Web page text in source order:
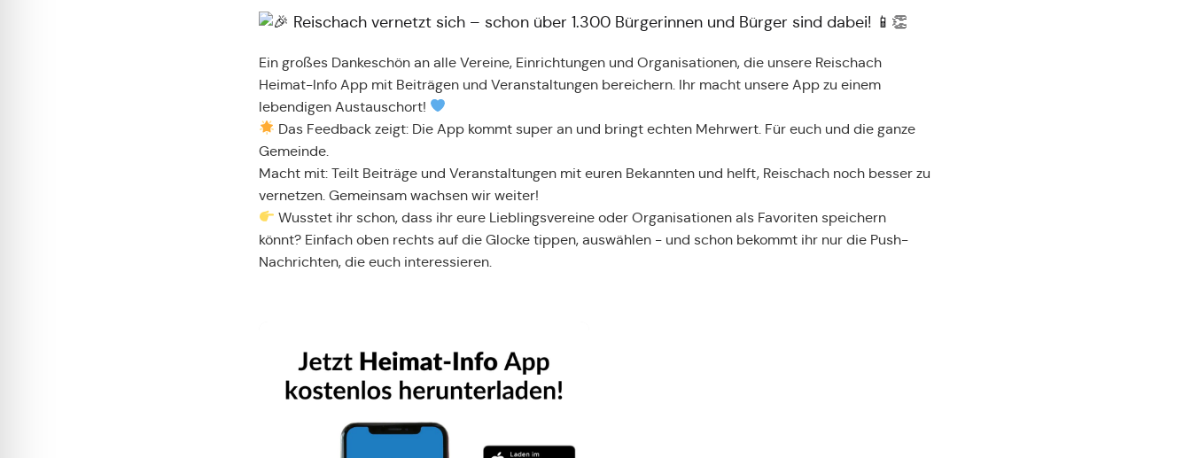
Ein großes Dankeschön an alle Vereine, Einrichtungen und Organisationen, die unsere Reischach
Heimat-Info App mit Beiträgen und Veranstaltungen bereichern. Ihr macht unsere App zu einem
lebendigen Austauschort!
Das Feedback zeigt: Die App kommt super an und bringt echten Mehrwert. Für euch und die ganze
Gemeinde.
Macht mit: Teilt Beiträge und Veranstaltungen mit euren Bekannten und helft, Reischach noch besser zu
vernetzen. Gemeinsam wachsen wir weiter!
Wusstet ihr schon, dass ihr eure Lieblingsvereine oder Organisationen als Favoriten speichern
könnt? Einfach oben rechts auf die Glocke tippen, auswählen - und schon bekommt ihr nur die Push-
Nachrichten, die euch interessieren.